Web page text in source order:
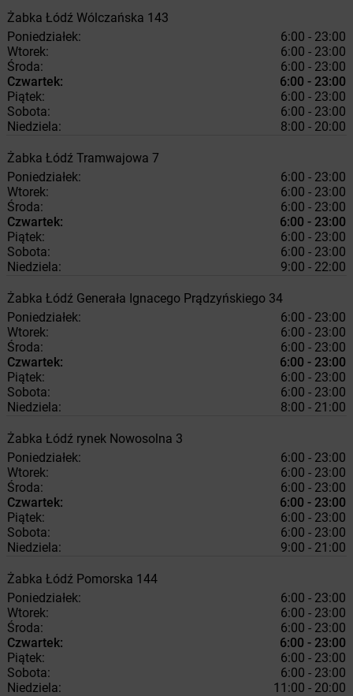
Żabka Łódź Wólczańska 143
Poniedziałek:
6:00 - 23:00
Wtorek:
6:00 - 23:00
Środa:
6:00 - 23:00
Czwartek:
6:00 - 23:00
Piątek:
6:00 - 23:00
Sobota:
6:00 - 23:00
Niedziela:
8:00 - 20:00
Żabka Łódź Tramwajowa 7
Poniedziałek:
6:00 - 23:00
Wtorek:
6:00 - 23:00
Środa:
6:00 - 23:00
Czwartek:
6:00 - 23:00
Piątek:
6:00 - 23:00
Sobota:
6:00 - 23:00
Niedziela:
9:00 - 22:00
Żabka Łódź Generała Ignacego Prądzyńskiego 34
Poniedziałek:
6:00 - 23:00
Wtorek:
6:00 - 23:00
Środa:
6:00 - 23:00
Czwartek:
6:00 - 23:00
Piątek:
6:00 - 23:00
Sobota:
6:00 - 23:00
Niedziela:
8:00 - 21:00
Żabka Łódź rynek Nowosolna 3
Poniedziałek:
6:00 - 23:00
Wtorek:
6:00 - 23:00
Środa:
6:00 - 23:00
Czwartek:
6:00 - 23:00
Piątek:
6:00 - 23:00
Sobota:
6:00 - 23:00
Niedziela:
9:00 - 21:00
Żabka Łódź Pomorska 144
Poniedziałek:
6:00 - 23:00
Wtorek:
6:00 - 23:00
Środa:
6:00 - 23:00
Czwartek:
6:00 - 23:00
Piątek:
6:00 - 23:00
Sobota:
6:00 - 23:00
Niedziela:
11:00 - 20:00